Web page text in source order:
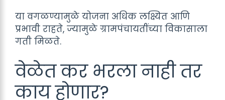
या वगळण्यामुळे योजना अधिक लक्ष्यित आणि
प्रभावी राहते, ज्यामुळे ग्रामपंचायतींच्या विकासाला
गती मिळते.
वेळेत कर भरला नाही तर
काय होणार?